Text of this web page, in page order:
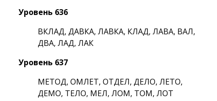
Уровень 636
ВКЛАД, ДАВКА, ЛАВКА, КЛАД, ЛАВА, ВАЛ,
ДВА, ЛАД, ЛАК
Уровень 637
МЕТОД, ОМЛЕТ, ОТДЕЛ, ДЕЛО, ЛЕТО,
ДЕМО, ТЕЛО, МЕЛ, ЛОМ, ТОМ, ЛОТ